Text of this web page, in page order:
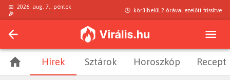
📅 2026. aug. 7., péntek
🎉
🕒 körülbelül 2 órával ezelőtt frissítve
Hírek Sztárok Horoszkóp Recept